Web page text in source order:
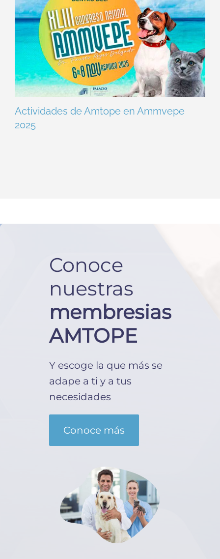
Actividades de Amtope en Ammvepe
2025
Conoce
nuestras
membresias
AMTOPE
Y escoge la que más se
adape a ti y a tus
necesidades
Conoce más